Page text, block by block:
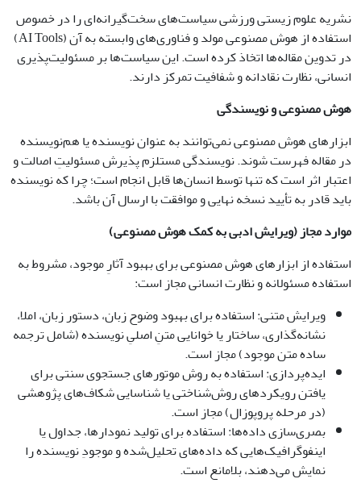
نشریه علوم زیستی ورزشی سیاست‌های سخت‌گیرانه‌ای را در خصوص
استفاده از هوش مصنوعی مولد و فناوری‌های وابسته به آن (AI Tools)
در تدوین مقاله‌ها اتخاذ کرده است. این سیاست‌ها بر مسئولیت‌پذیری
انسانی، نظارت نقادانه و شفافیت تمرکز دارند.
هوش مصنوعی و نویسندگی
ابزارهای هوش مصنوعی نمی‌توانند به عنوان نویسنده یا هم‌نویسنده
در مقاله فهرست شوند. نویسندگی مستلزم پذیرش مسئولیتِ اصالت و
اعتبار اثر است که تنها توسط انسان‌ها قابل انجام است؛ چرا که نویسنده
باید قادر به تأیید نسخه نهایی و موافقت با ارسال آن باشد.
موارد مجاز (ویرایش ادبی به کمک هوش مصنوعی)
استفاده از ابزارهای هوش مصنوعی برای بهبود آثارِ موجود، مشروط به
استفاده مسئولانه و نظارت انسانی مجاز است:
ویرایش متنی: استفاده برای بهبود وضوح زبان، دستور زبان، املا،
نشانه‌گذاری، ساختار یا خوانایی متنِ اصلیِ نویسنده (شامل ترجمه
ساده متن موجود) مجاز است.
ایده‌پردازی: استفاده به روش موتورهای جستجوی سنتی برای
یافتن رویکردهای روش‌شناختی یا شناسایی شکاف‌های پژوهشی
(در مرحله پروپوزال) مجاز است.
بصری‌سازی داده‌ها: استفاده برای تولید نمودارها، جداول یا
اینفوگرافیک‌هایی که داده‌های تحلیل‌شده و موجودِ نویسنده را
نمایش می‌دهند، بلامانع است.